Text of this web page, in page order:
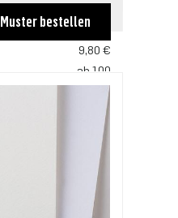
ab 50
9,80 €
ab 100
9,47 €
ab 250
8,16 €
ab 500
6,53 €
Muster bestellen